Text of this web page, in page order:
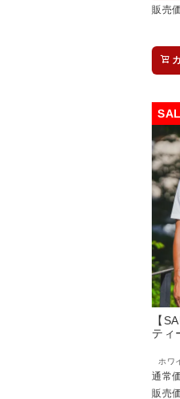
販売
【
ティ
ホワ
通常
販売